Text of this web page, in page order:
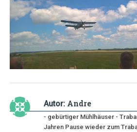
Autor: Andre
- gebürtiger Mühlhäuser -
Jahren Pause wieder zum